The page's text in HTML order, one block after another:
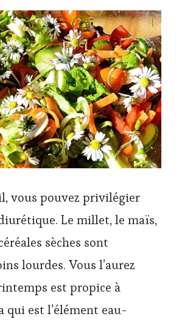
vous pouvez privilégier
Le millet, le maïs,
sèches sont
lourdes. Vous l’aurez
est propice à
qui est l’élément eau-